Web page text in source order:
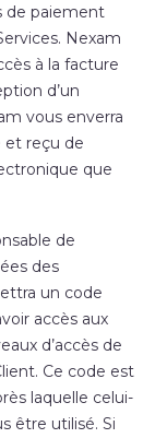
de paiement
Nexam
à la facture
d’un
vous enverra
et reçu de
que
de
des
un code
accès aux
d’accès de
Ce code est
laquelle celui-
être utilisé. Si